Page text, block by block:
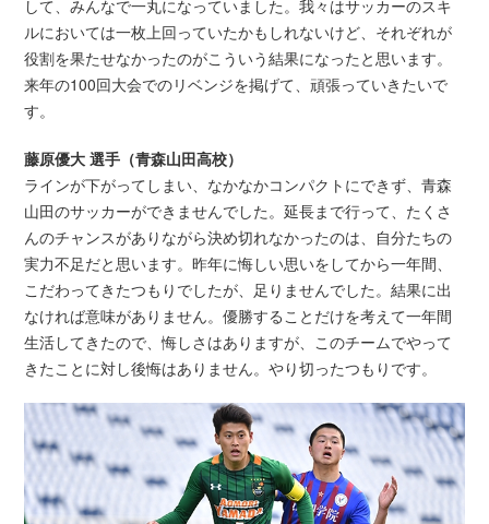
して、みんなで一丸になっていました。我々はサッカーのスキ
ルにおいては一枚上回っていたかもしれないけど、それぞれが
役割を果たせなかったのがこういう結果になったと思います。
来年の100回大会でのリベンジを掲げて、頑張っていきたいで
す。
藤原優大 選手（青森山田高校）
ラインが下がってしまい、なかなかコンパクトにできず、青森
山田のサッカーができませんでした。延長まで行って、たくさ
んのチャンスがありながら決め切れなかったのは、自分たちの
実力不足だと思います。昨年に悔しい思いをしてから一年間、
こだわってきたつもりでしたが、足りませんでした。結果に出
なければ意味がありません。優勝することだけを考えて一年間
生活してきたので、悔しさはありますが、このチームでやって
きたことに対し後悔はありません。やり切ったつもりです。